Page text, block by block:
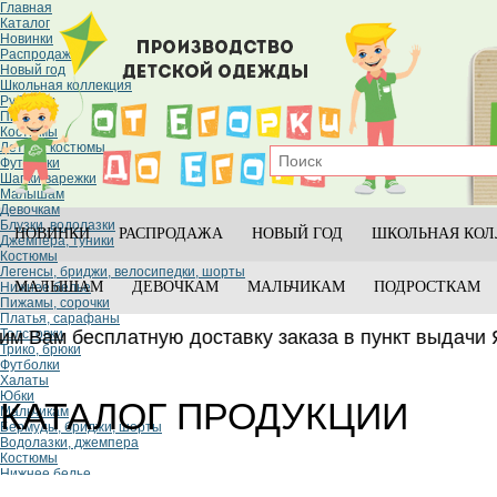
Главная
Каталог
Новинки
Распродажа
Новый год
Школьная коллекция
Рубашки
Пижамы
Костюмы
Летние костюмы
Футболки
Шапки,варежки
Малышам
Девочкам
Блузки, водолазки
Джемпера, туники
Костюмы
Легенсы, бриджи, велосипедки, шорты
Нижнее белье
Пижамы, сорочки
Платья, сарафаны
Толстовки
Трико, брюки
Футболки
Халаты
Юбки
Мальчикам
Бермуды, бриджи, шорты
Водолазки, джемпера
Костюмы
Нижнее белье
НОВИНКИ РАСПРОДАЖА НОВЫЙ ГОД ШКОЛЬНАЯ
МАЛЫШАМ ДЕВОЧКАМ МАЛЬЧИКАМ ПОДРОСТКАМ
бесплатную доставку заказа в пункт выдачи
КАТАЛОГ ПРОДУКЦИИ